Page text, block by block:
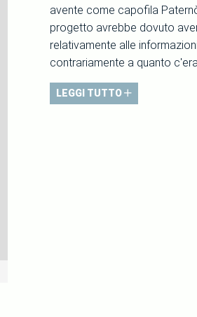
avente come capofila
progetto avrebbe dovuto
relativamente alle
contrariamente a quanto
LEGGI TUTTO